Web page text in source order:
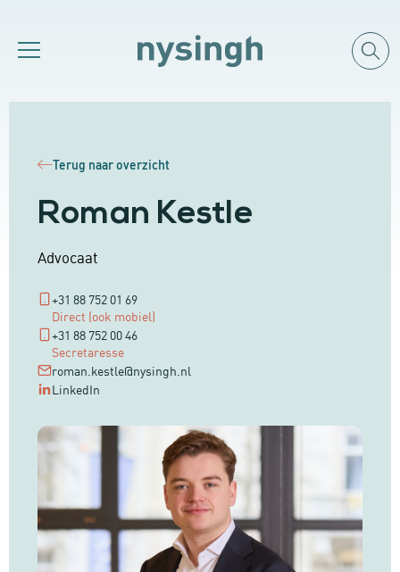
Terug naar overzicht
Roman Kestle
Advocaat
+31 88 752 01 69
Direct (ook mobiel)
+31 88 752 00 46
Secretaresse
roman.kestle@nysingh.nl
LinkedIn